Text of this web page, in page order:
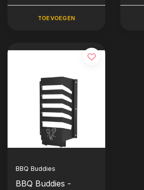
TOEVOEGEN
BBQ Buddies
BBQ Buddies -